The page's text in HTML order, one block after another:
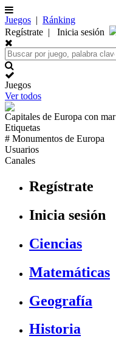
Juegos | Ránking
Regístrate | Inicia sesión
Juegos
Ver todos
Capitales de Europa con mar
Etiquetas
# Monumentos de Europa
Usuarios
Canales
Regístrate
Inicia sesión
Ciencias
Matemáticas
Geografía
Historia